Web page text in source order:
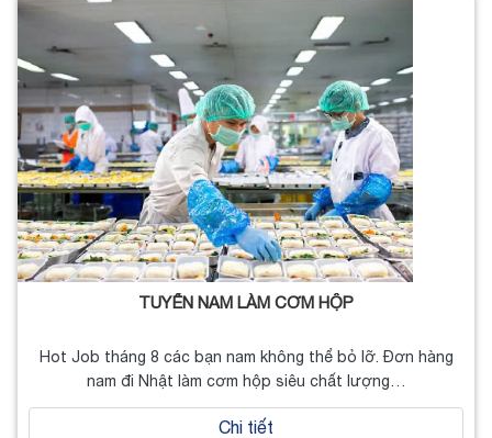
TUYỂN NAM LÀM CƠM HỘP
Hot Job tháng 8 các bạn nam không thể bỏ lỡ. Đơn hàng
nam đi Nhật làm cơm hộp siêu chất lượng…
Chi tiết